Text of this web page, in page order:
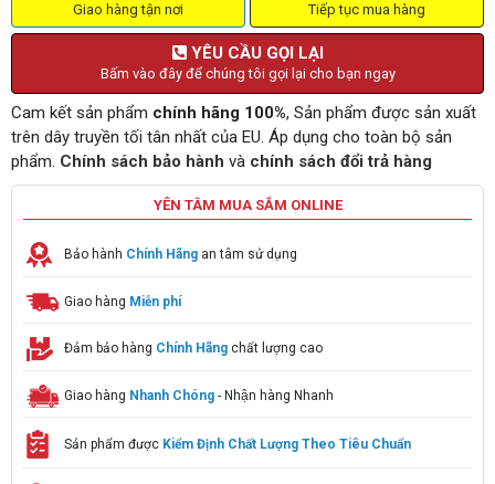
Giao hàng tận nơi Tiếp tục mua hàng
YÊU CẦU GỌI LẠI
Bấm vào đây để chúng tôi gọi lại cho bạn ngay
Cam kết sản phẩm chính hãng 100%, Sản phẩm được sản xuất
trên dây truyền tối tân nhất của EU. Áp dụng cho toàn bộ sản
phẩm. Chính sách bảo hành và chính sách đổi trả hàng
YÊN TÂM MUA SẮM ONLINE
Bảo hành Chính Hãng an tâm sử dụng
Giao hàng Miễn phí
Đảm bảo hàng Chính Hãng chất lượng cao
Giao hàng Nhanh Chóng - Nhận hàng Nhanh
Sản phẩm được Kiểm Định Chất Lượng Theo Tiêu Chuẩn